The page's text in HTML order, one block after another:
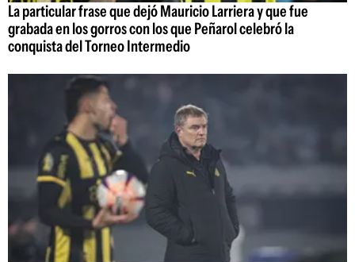
La particular frase que dejó Mauricio Larriera y que fue
grabada en los gorros con los que Peñarol celebró la
conquista del Torneo Intermedio